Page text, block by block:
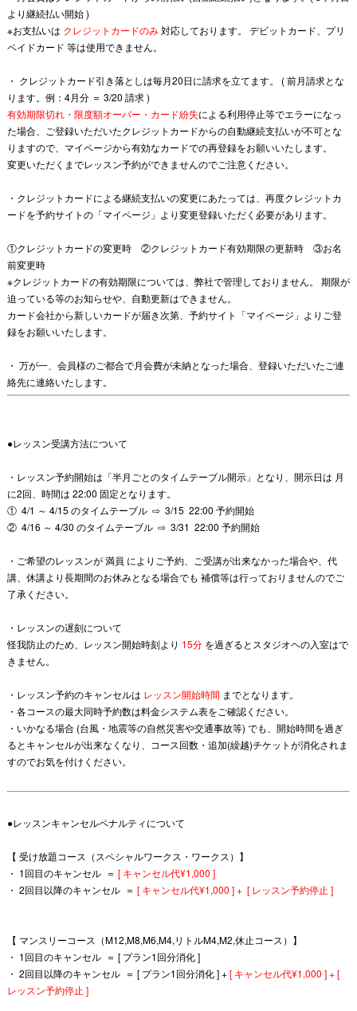
より継続払い開始 )
※お支払いは クレジットカードのみ対応しております。 デビットカード
プリ
ペイドカード 等は使用できません。
・ クレジットカード引き落としは毎月20日に請求を立てます。 ( 前月請求とな
ります。例： 4月分 ＝ 3/20 請求)
有効期限切れ・限度額オーバー・カード紛失による利用停止等でエラーになっ
た場合、ご登録いただいたクレジットカードからの自動継続支払いが不可とな
りますので、マイページから有効なカードでの再登録をお願いいたします。
変更いただくまでレッスン予約ができませんのでご注意ください。
・クレジットカードによる継続支払いの変更にあたっては、 再度クレジットカ
ードを予約サイトの「マイページ」より変更登録いただく必要があります。
①クレジットカードの変更時 ②クレジットカード有効期限の更新時 ③お名
前変更時
※クレジットカードの有効期限については、弊社で管理しておりません。 期限が
迫っている等のお知らせや、自動更新はできません。
カード会社から新しいカードが届き次第、予約サイト「マイページ」よりご登
録をお願いいたします。
・ 万が一、会員様のご都合で月会費が未納となった場合、 登録いただいたご連
絡先に連絡いたします。
●レッスン受講方法について
・レッスン予約開始は「半月ごとのタイムテーブル開示」となり、 開示日は 月
に2回、時間は 22:00 固定となります。
① 4/1 ～ 4/15 のタイムテーブル ⇨ 3/15 22:00 予約開始
② 4/16 ～ 4/30 のタイムテーブル ⇨ 3/31 22:00 予約開始
・ご希望のレッスンが満員 によりご予約、ご受講が出来なかった場合や、 代
講、休講より長期間のお休みとなる場合でも 補償等は行っておりませんのでご
了承ください。
・レッスンの遅刻について
怪我防止のため、レッスン開始時刻より 15分 を過ぎるとスタジオヘの入室はで
きません。
・レッスン予約のキャンセルは レッスン開始時間 までとなります。
・各コースの最大同時予約数は料金システム表をご確認ください。
・ いかなる場合 (台風・地震等の自然災害や交通事故等) でも、開始時間を過ぎ
るとキャンセルが出来なくなり、
コース回数・追加(繰越)チケットが消化されま
すのでお気を付けください。
●レッスンキャンセルペナルティについて
【 受け放題コース（スペシャルワークス・ワークス）】
・ 1回目のキャンセル ＝ [ キャンセル代¥1,000 ]
・ 2回目以降のキャンセル ＝ [ キャンセル代¥1,000 ] + [ レッスン予約停止 ]
【 マンスリーコース（M12,M8,M6,M4,リトルM4,M2,休止コース）】
・ 1回目のキャンセル ＝ [ プラン1回分消化 ]
・ 2回目以降のキャンセル ＝ [ プラン1回分消化 ] +[ キャンセル代¥1,000 ] + [
レッスン予約停止 ]